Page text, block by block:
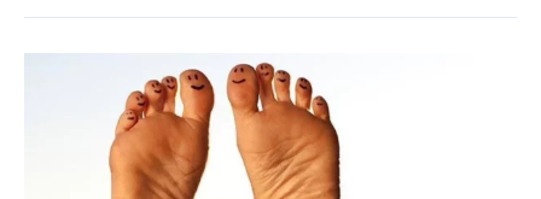
man
seine
Füße
nach